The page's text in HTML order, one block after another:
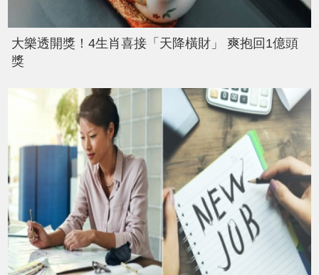
大樂透開獎！4生肖喜接「天降橫財」 爽抱回1億頭
獎